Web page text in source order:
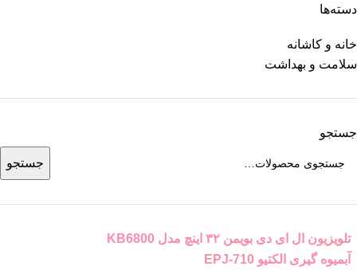
دسته‌ها
خانه و کاشانه
سلامت و بهداشت
جستجو
جستجو
تلویزیون ال ای دی بویمن ۳۲ اینچ مدل KB6800
آبمیوه گیری الکتیو EPJ-710